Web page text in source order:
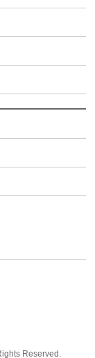
Reserved.